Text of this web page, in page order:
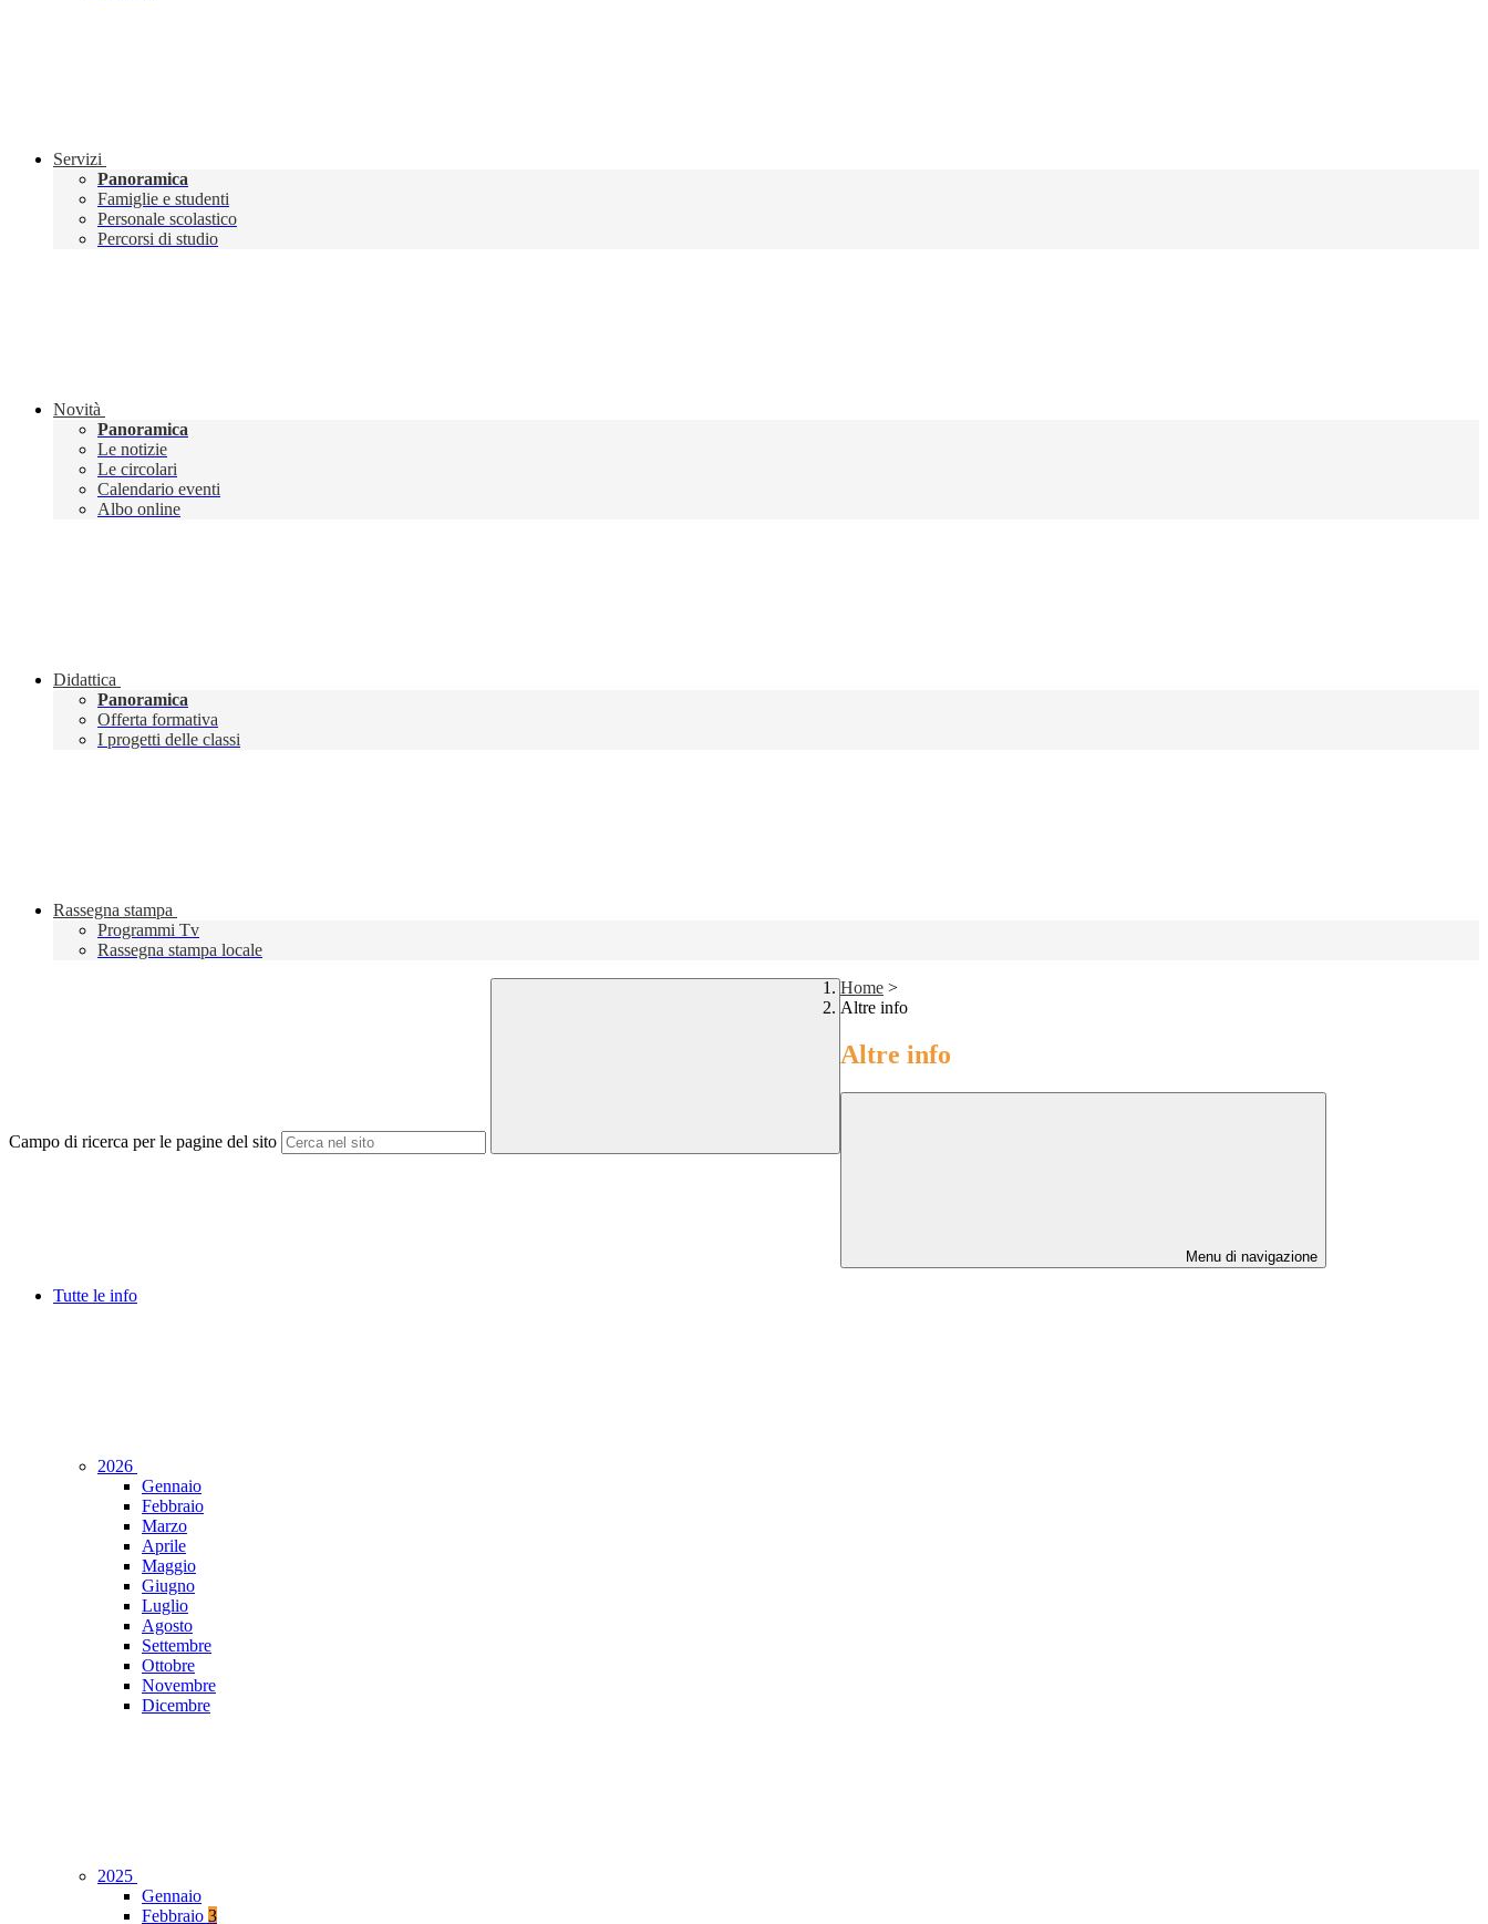
Servizi
Panoramica
Famiglie e studenti
Personale scolastico
Percorsi di studio
Novità
Panoramica
Le notizie
Le circolari
Calendario eventi
Albo online
Didattica
Panoramica
Offerta formativa
I progetti delle classi
Rassegna stampa
Programmi Tv
Rassegna stampa locale
Campo di ricerca per le pagine del sito
Home >
Altre info
Altre info
Menu di navigazione
Tutte le info
2026
Gennaio
Febbraio
Marzo
Aprile
Maggio
Giugno
Luglio
Agosto
Settembre
Ottobre
Novembre
Dicembre
2025
Gennaio
Febbraio 3